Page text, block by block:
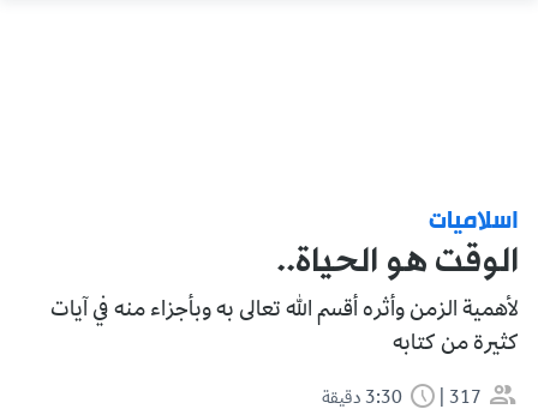
اسلاميات
الوقت هو الحياة..
لأهمية الزمن وأثره أقسم الله تعالى به وبأجزاء منه في آيات
كثيرة من كتابه
317